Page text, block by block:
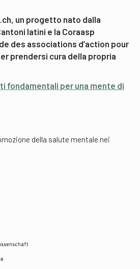
un progetto nato dalla
latini e la Coraasp
des associations d’action pour
prendersi cura della propria
fondamentali per una mente di
della salute mentale nei